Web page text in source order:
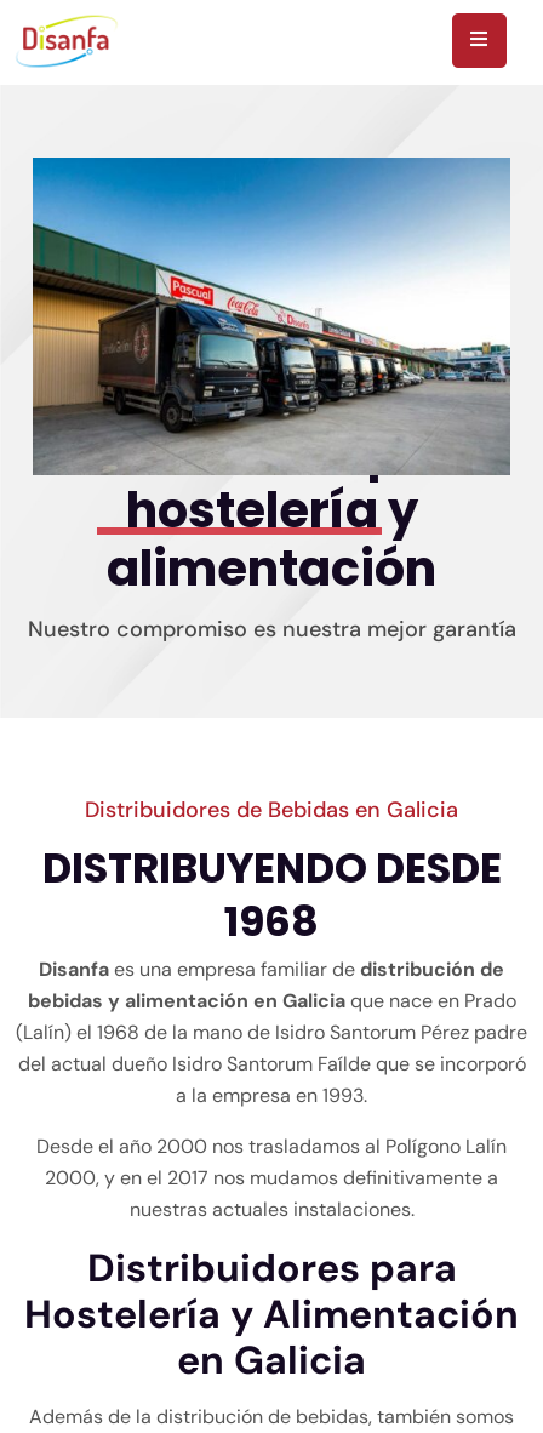
Distribución para
hostelería y
alimentación
Nuestro compromiso es nuestra mejor garantía
Distribuidores de Bebidas en Galicia
DISTRIBUYENDO DESDE
1968
Disanfaes una empresa familiar dedistribución de
bebidas y alimentación en Galiciaque nace en Prado
(Lalín) el 1968 de la mano de Isidro Santorum Pérez padre
del actual dueño Isidro Santorum Faílde que se incorporó
a la empresa en 1993.
Desde el año 2000 nos trasladamos al Polígono Lalín
2000, y en el 2017 nos mudamos definitivamente a
nuestras actuales instalaciones.
Distribuidores para
Hostelería y Alimentación
en Galicia
Además de la distribución de bebidas, también somos